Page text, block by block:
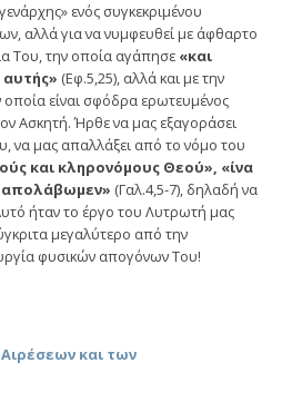
ενός συγκεκριμένου
αλλά για να νυμφευθεί με άφθαρτο
Του, την οποία αγάπησε «και
(Εφ.5,25), αλλά και με την
είναι σφόδρα ερωτευμένος
Ασκητή. Ήρθε να μας εξαγοράσει
να μας απαλλάξει από το νόμο του
και κληρονόμους Θεού», «ίνα
απολάβωμεν» (Γαλ.4,5-7), δηλαδή να
ήταν το έργο του Λυτρωτή μας
μεγαλύτερο από την
φυσικών απογόνων Του!
και των